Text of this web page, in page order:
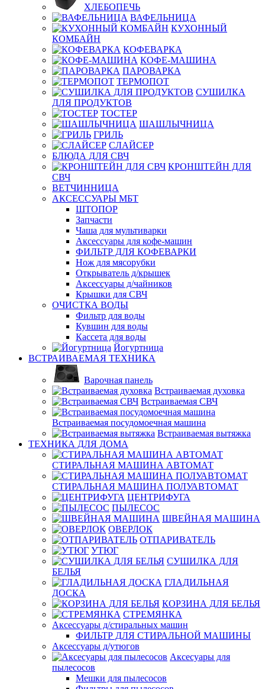
ХЛЕБОПЕЧЬ
ВАФЕЛЬНИЦА
КУХОННЫЙ
КОМБАЙН
КОФЕВАРКА
КОФЕ-МАШИНА
ПАРОВАРКА
ТЕРМОПОТ
СУШИЛКА
ДЛЯ ПРОДУКТОВ
ТОСТЕР
ШАШЛЫЧНИЦА
ГРИЛЬ
СЛАЙСЕР
БЛЮДА ДЛЯ СВЧ
КРОНШТЕЙН ДЛЯ
СВЧ
ВЕТЧИННИЦА
АКСЕССУАРЫ МБТ
ШТОПОР
Запчасти
Чаша для мультиварки
Аксессуары для кофе-машин
ФИЛЬТР ДЛЯ КОФЕВАРКИ
Нож для мясорубки
Открыватель д/крышек
Аксессуары д/чайников
Крышки для СВЧ
ОЧИСТКА ВОДЫ
Фильтр для воды
Кувшин для воды
Кассета для воды
Йогуртница
ВСТРАИВАЕМАЯ ТЕХНИКА
Варочная панель
Встраиваемая духовка
Встраиваемая СВЧ
Встраиваемая посудомоечная машина
Встраиваемая вытяжка
ТЕХНИКА ДЛЯ ДОМА
СТИРАЛЬНАЯ МАШИНА АВТОМАТ
СТИРАЛЬНАЯ МАШИНА ПОЛУАВТОМАТ
ЦЕНТРИФУГА
ПЫЛЕСОС
ШВЕЙНАЯ МАШИНА
ОВЕРЛОК
ОТПАРИВАТЕЛЬ
УТЮГ
СУШИЛКА ДЛЯ
БЕЛЬЯ
ГЛАДИЛЬНАЯ
ДОСКА
КОРЗИНА ДЛЯ БЕЛЬЯ
СТРЕМЯНКА
Аксессуары д/стиральных машин
ФИЛЬТР ДЛЯ СТИРАЛЬНОЙ МАШИНЫ
Аксессуары д/утюгов
Аксесуары для
пылесосов
Мешки для пылесосов